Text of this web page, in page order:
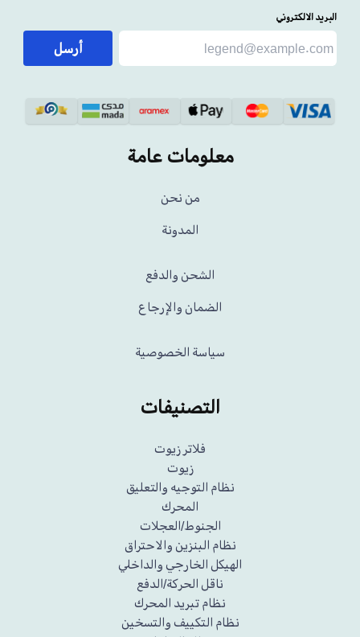
البريد الالكتروني
أرسل
معلومات عامة
من نحن
المدونة
الشحن والدفع
الضمان والإرجاع
سياسة الخصوصية
التصنيفات
فلاتر زيوت
زيوت
نظام التوجيه والتعليق
المحرك
الجنوط/العجلات
نظام البنزين والاحتراق
الهيكل الخارجي والداخلي
ناقل الحركة/الدفع
نظام تبريد المحرك
نظام التكييف والتسخين